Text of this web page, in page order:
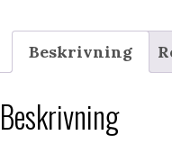
Beskrivning
Beskrivning